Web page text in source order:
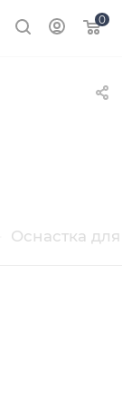
0
Оснастка